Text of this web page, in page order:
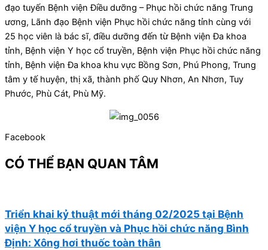
đạo tuyến Bệnh viện Điều dưỡng – Phục hồi chức năng Trung
ương, Lãnh đạo Bệnh viện Phục hồi chức năng tỉnh cùng với
25 học viên là bác sĩ, điều dưỡng đến từ Bệnh viện Đa khoa
tỉnh, Bệnh viện Y học cổ truyền, Bệnh viện Phục hồi chức năng
tỉnh, Bệnh viện Đa khoa khu vực Bồng Sơn, Phú Phong, Trung
tâm y tế huyện, thị xã, thành phố Quy Nhơn, An Nhơn, Tuy
Phước, Phù Cát, Phù Mỹ.
Facebook
CÓ THỂ BẠN QUAN TÂM
Triển khai kỷ thuật mới tháng 02/2025 tại Bệnh
viện Y học cổ truyền và Phục hồi chức năng Bình
Định: Xông hơi thuốc toàn thân